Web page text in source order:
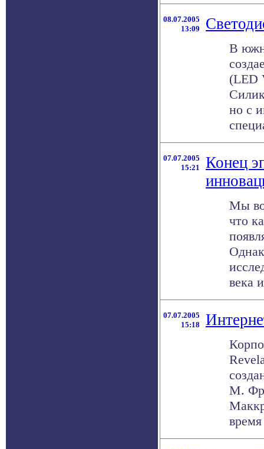
08.07.2005
13:09
В
(LED
но с
07.07.2005
15:21
Конец
Мы
что
века
07.07.2005
15:18
М.